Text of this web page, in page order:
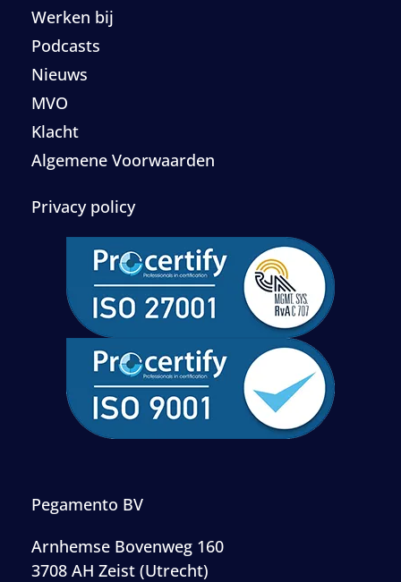
Werken bij
Podcasts
Nieuws
MVO
Klacht
Algemene Voorwaarden
Privacy policy
Pegamento BV
Arnhemse Bovenweg 160
3708 AH Zeist (Utrecht)